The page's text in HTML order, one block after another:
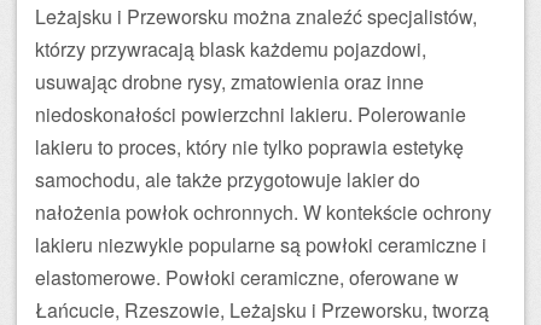
Leżajsku i Przeworsku można znaleźć specjalistów,
którzy przywracają blask każdemu pojazdowi,
usuwając drobne rysy, zmatowienia oraz inne
niedoskonałości powierzchni lakieru. Polerowanie
lakieru to proces, który nie tylko poprawia estetykę
samochodu, ale także przygotowuje lakier do
nałożenia powłok ochronnych. W kontekście ochrony
lakieru niezwykle popularne są powłoki ceramiczne i
elastomerowe. Powłoki ceramiczne, oferowane w
Łańcucie, Rzeszowie, Leżajsku i Przeworsku, tworzą